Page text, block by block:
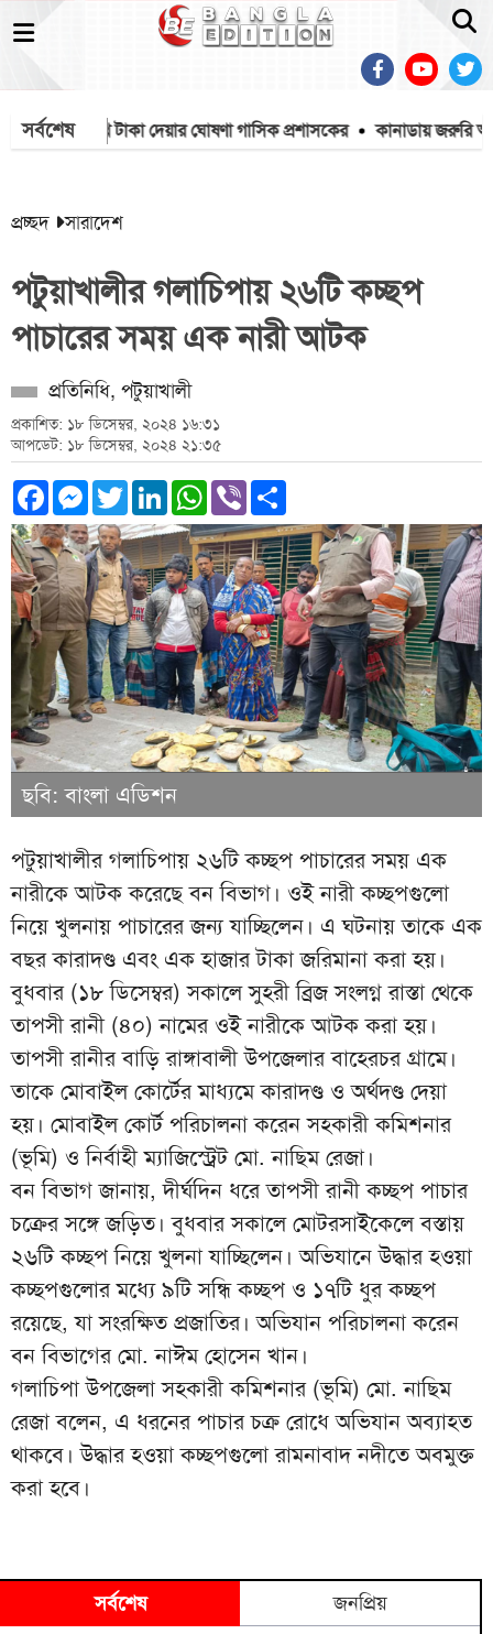
সর্বশেষ
৩ লাখ টাকা দেয়ার ঘোষণা গাসিক প্রশাসকের কানাডায় জরুরি
প্রচ্ছদ সারাদেশ
পটুয়াখালীর গলাচিপায় ২৬টি কচ্ছপ
পাচারের সময় এক নারী আটক
প্রতিনিধি, পটুয়াখালী
প্রকাশিত: ১৮ ডিসেম্বর, ২০২৪ ১৬:৩১
আপডেট: ১৮ ডিসেম্বর, ২০২৪ ২১:৩৫
Facebook
Messenger
TwitterLinkedInWhatsApp
Viber
ছবি: বাংলা এডিশন
পটুয়াখালীর গলাচিপায় ২৬টি কচ্ছপ পাচারের সময় এক
নারীকে আটক করেছে বন বিভাগ। ওই নারী কচ্ছপগুলো
নিয়ে খুলনায় পাচারের জন্য যাচ্ছিলেন। এ ঘটনায় তাকে এক
বছর কারাদণ্ড এবং এক হাজার টাকা জরিমানা করা হয়।
বুধবার (১৮ ডিসেম্বর) সকালে সুহরী ব্রিজ সংলগ্ন রাস্তা থেকে
তাপসী রানী (৪০) নামের ওই নারীকে আটক করা হয়।
তাপসী রানীর বাড়ি রাঙ্গাবালী উপজেলার বাহেরচর গ্রামে।
তাকে মোবাইল কোর্টের মাধ্যমে কারাদণ্ড ও অর্থদণ্ড দেয়া
হয়। মোবাইল কোর্ট পরিচালনা করেন সহকারী কমিশনার
(ভূমি) ও নির্বাহী ম্যাজিস্ট্রেট মো. নাছিম রেজা।
বন বিভাগ জানায়, দীর্ঘদিন ধরে তাপসী রানী কচ্ছপ পাচার
চক্রের সঙ্গে জড়িত। বুধবার সকালে মোটরসাইকেলে বস্তায়
২৬টি কচ্ছপ নিয়ে খুলনা যাচ্ছিলেন। অভিযানে উদ্ধার হওয়া
কচ্ছপগুলোর মধ্যে ৯টি সন্ধি কচ্ছপ ও ১৭টি ধুর কচ্ছপ
রয়েছে, যা সংরক্ষিত প্রজাতির। অভিযান পরিচালনা করেন
বন বিভাগের মো. নাঈম হোসেন খান।
গলাচিপা উপজেলা সহকারী কমিশনার (ভূমি) মো. নাছিম
রেজা বলেন, এ ধরনের পাচার চক্র রোধে অভিযান অব্যাহত
থাকবে। উদ্ধার হওয়া কচ্ছপগুলো রামনাবাদ নদীতে অবমুক্ত
করা হবে।
সর্বশেষ জনপ্রিয়